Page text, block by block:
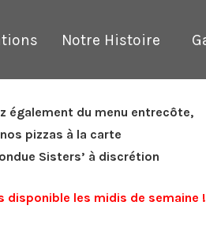
Notre Histoire
également du menu entrecôte,
pizzas à la carte
Sisters’ à discrétion
disponible les midis de semaine !